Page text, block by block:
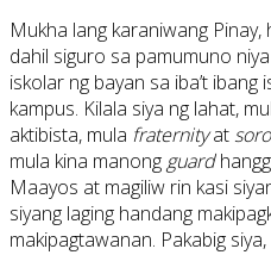
Mukha lang karaniwang
dahil siguro sa pamumuno
iskolar ng bayan sa iba’t ibang
kampus. Kilala siya ng lahat,
aktibista, mula fraternityat
mula kina manong guard
Maayos at magiliw rin kasi
siyang laging handang
makipagtawanan. Pakabig